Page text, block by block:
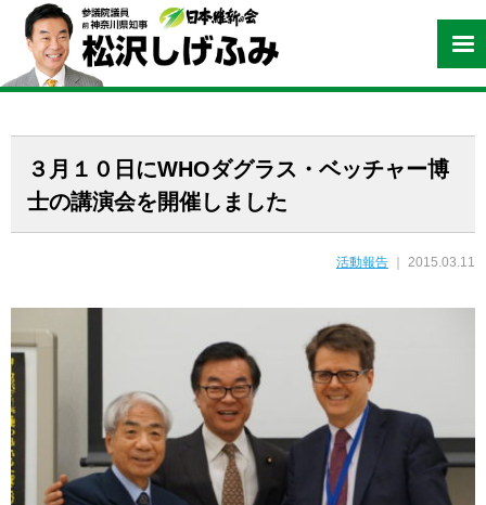
３月１０日にWHOダグラス・ベッチャー博
士の講演会を開催しました
活動報告 ｜ 2015.03.11